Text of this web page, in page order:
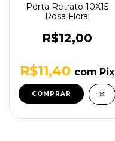
Porta Retrato 10X15
Rosa Floral
R$12,00
R$11,40 com Pix